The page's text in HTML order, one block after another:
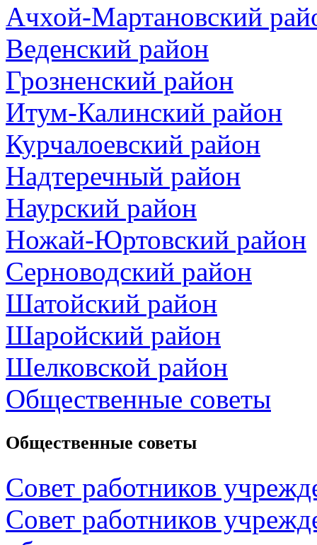
Ачхой-Мартановский
Веденский район
Грозненский район
Итум-Калинский район
Курчалоевский район
Надтеречный район
Наурский район
Ножай-Юртовский район
Серноводский район
Шатойский район
Шаройский район
Шелковской район
Общественные советы
Общественные советы
Совет работников
Совет работников